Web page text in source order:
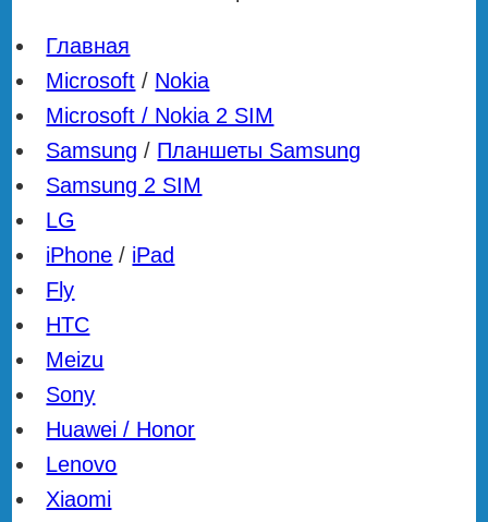
Главная
Microsoft / Nokia
Microsoft / Nokia 2 SIM
Samsung / Планшеты Samsung
Samsung 2 SIM
LG
iPhone / iPad
Fly
HTC
Meizu
Sony
Huawei / Honor
Lenovo
Xiaomi